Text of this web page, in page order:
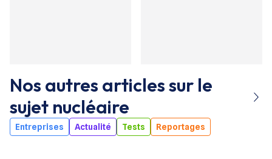
Nos autres articles sur le
sujet nucléaire
Entreprises Actualité Tests Reportages